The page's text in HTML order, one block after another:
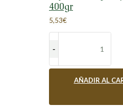
400gr
5,53€
AÑADIR AL